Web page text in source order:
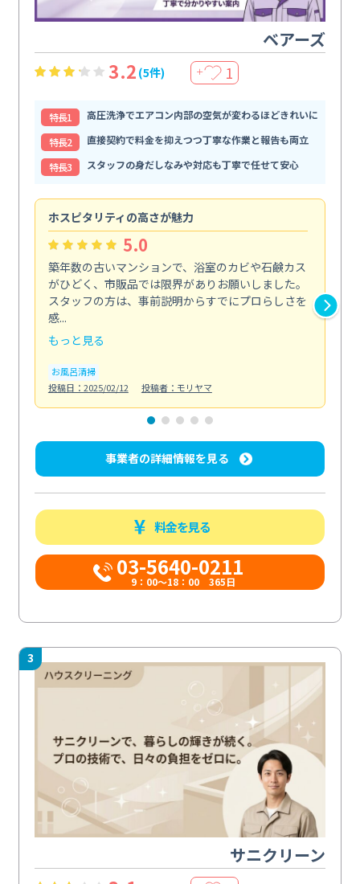
ベアーズ
3.2 (5件) ＋ 1
特⻑1
高圧洗浄でエアコン内部の空気が変わるほどきれいに
特⻑2
直接契約で料金を抑えつつ丁寧な作業と報告も両立
特⻑3
スタッフの身だしなみや対応も丁寧で任せて安心
ホスピタリティの高さが魅力
5.0
築年数の古いマンションで、浴室のカビや石鹸カス
がひどく、市販品では限界がありお願いしました。
スタッフの方は、事前説明からすでにプロらしさを
感...
もっと見る
お風呂清掃
投稿日：2025/02/12
投稿者：モリヤマ
事業者の詳細情報を見る
料金を見る
03-5640-0211
9：00～18：00 365日
3
サニクリーン